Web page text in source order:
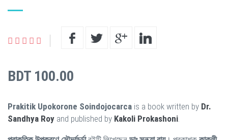
BDT 100.00
Prakitik Upokorone Soindojocarca is a book written by Dr.
Sandhya Roy and published by Kakoli Prokashoni